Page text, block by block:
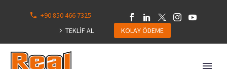
+90 850 466 7325
TEKLİF AL
KOLAY ÖDEME
113
Hepsini